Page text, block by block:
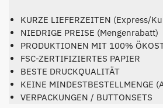
KURZE LIEFERZEITEN (Express/
NIEDRIGE PREISE (Mengenrabatt)
PRODUKTIONEN MIT 100%
FSC-ZERTIFIZIERTES PAPIER
BESTE DRUCKQUALITÄT
KEINE MINDESTBESTELLMENGE
VERPACKUNGEN / BUTTONSETS